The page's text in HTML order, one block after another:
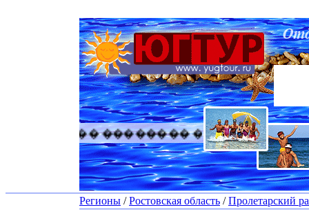
������� �������� �������
Регионы /Ростовская область /Пролетарский